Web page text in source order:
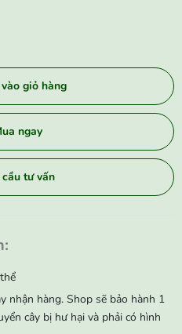
giỏ hàng
ngay
cầu tư vấn
nhận hàng. Shop sẽ bảo hành 1
cây bị hư hại và phải có hình